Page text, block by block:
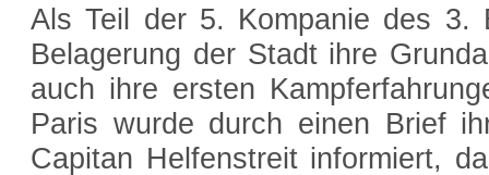
Als Teil der 5. Kompanie des 3.
Belagerung der Stadt ihre
auch ihre ersten
Paris wurde durch einen Brief
Capitan Helfenstreit informiert,